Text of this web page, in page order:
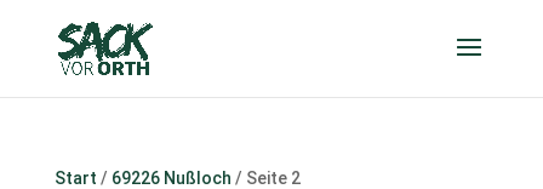
Start / 69226 Nußloch / Seite 2